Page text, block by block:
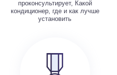
проконсультирует, Какой
кондиционер, где и как лучше
установить